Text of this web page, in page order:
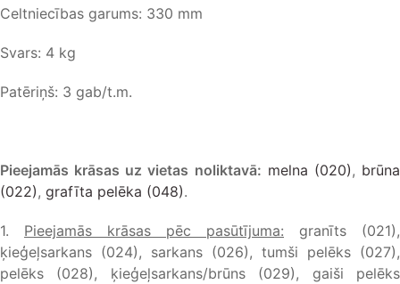
Celtniecības garums: 330 mm
Svars: 4 kg
Patēriņš: 3 gab/t.m.
Pieejamās krāsas uz vietas noliktavā: melna (020), brūna
(022), grafīta pelēka (048).
1. Pieejamās krāsas pēc pasūtījuma: granīts (021),
ķieģeļsarkans (024), sarkans (026), tumši pelēks (027),
pelēks (028), ķieģeļsarkans/brūns (029), gaiši pelēks